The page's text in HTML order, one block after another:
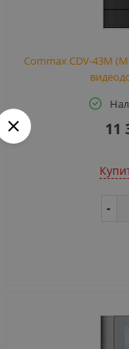
Commax CDV-43M
11